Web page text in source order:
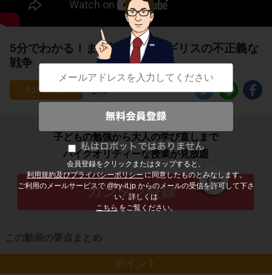
会員登録をクリックまたはタップすると、
利用規約及びプライバシーポリシーに同意したものとみなします。
ご利用のメールサービスで @try-it.jp からのメールの受信を許可して下さ
い。詳しくは
こちら をご覧ください。
5分でわかる！また戦争！？イギリスの不正義な
戦争
219
子どもの勉強から大人の学び直しまで
ハイクオリティーな授業が見放題
この動画の要点まとめ
ポイント